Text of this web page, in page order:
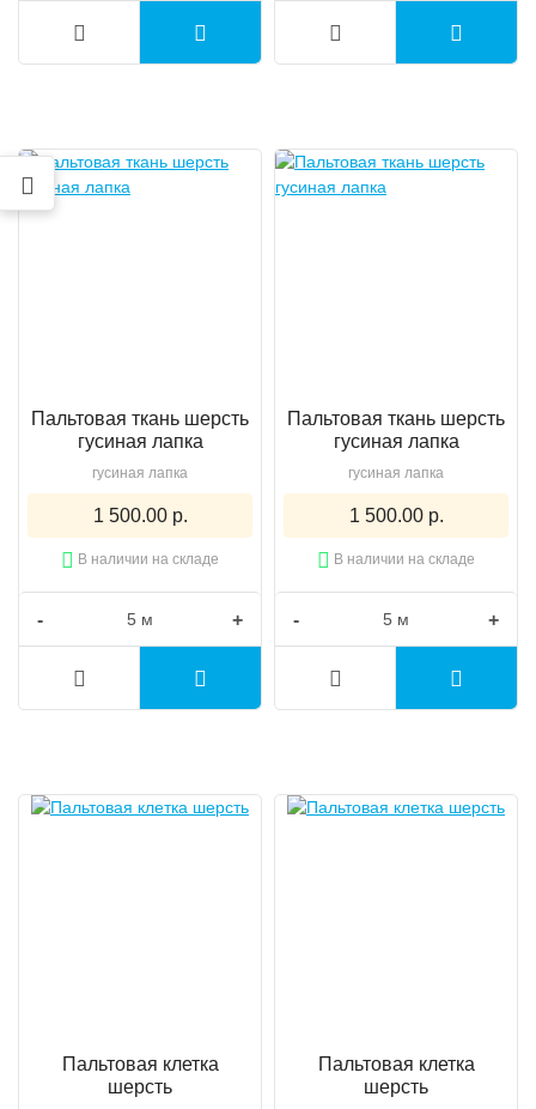
Пальтовая ткань шерсть
гусиная лапка
гусиная лапка
1 500.00 р.
В наличии на складе
- +
Пальтовая ткань шерсть
гусиная лапка
гусиная лапка
1 500.00 р.
В наличии на складе
- +
Пальтовая клетка
шерсть
Пальтовая клетка
шерсть